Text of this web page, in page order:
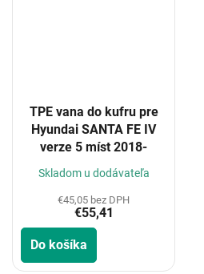
TPE vana do kufru pre
Hyundai SANTA FE IV
verze 5 míst 2018-
Skladom u dodávateľa
€45,05 bez DPH
€55,41
Do košíka